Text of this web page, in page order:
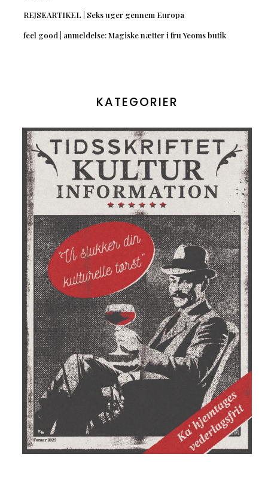
REJSEARTIKEL | Seks uger gennem Europa
feel good | anmeldelse: Magiske nætter i fru Yeoms butik
KATEGORIER